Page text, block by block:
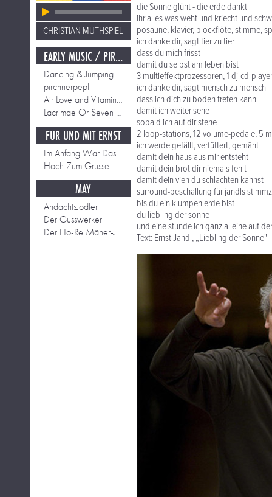
CHRISTIAN MUTHSPIEL
EARLY MUSIC / PIRCHNER PEPL
Dancing & Jumping
pirchnerpepl
Air Love and Vitamines
Lacrimae Or Seven Tears EIGHT - dancing tears
FÜR UND MIT ERNST
Im Anfang War Das Fort
Hoch Zum Grusse
MAY
AndachtsJodler
Der Gusswerker
Der Ho-Re Mäher-Jodler
die Sonne glüht - die erde dankt
ihr alles was weht und kriecht und
posaune, klavier, blockflöte, stimme,
ich danke dir, sagt tier zu tier
dass du mich frisst
damit du selbst am leben bist
3 multieffektprozessoren, 1 dj-cd-
ich danke dir, sagt mensch zu mensch
dass ich dich zu boden treten kann
damit ich weiter sehe
sobald ich auf dir stehe
2 loop-stations, 12 volume-pedale, 5
ich werde gefällt, verfüttert, gemäht
damit dein haus aus mir entsteht
damit dein brot dir niemals fehlt
damit dein vieh du schlachten kannst
surround-beschallung für jandls
bis du ein klumpen erde bist
du liebling der sonne
und eine stunde ich ganz alleine auf
Text: Ernst Jandl, „Liebling der Sonne"